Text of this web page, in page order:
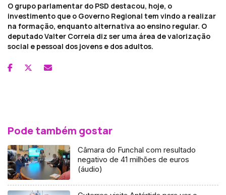
O grupo parlamentar do PSD destacou, hoje, o
investimento que o Governo Regional tem vindo a realizar
na formação, enquanto alternativa ao ensino regular. O
deputado Valter Correia diz ser uma área de valorização
social e pessoal dos jovens e dos adultos.
Pode também gostar
Câmara do Funchal com resultado
negativo de 41 milhões de euros
(áudio)